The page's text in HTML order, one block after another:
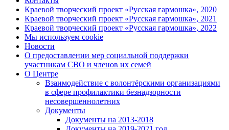
Краевой творческий проект «Русская гармошка», 2020
Краевой творческий проект «Русская гармошка», 2021
Краевой творческий проект «Русская гармошка», 2022
Мы используем cookie
Новости
О предоставлении мер социальной поддержки
участникам СВО и членов их семей
О Центре
Взаимодействие с волонтёрскими организациями
в сфере профилактики безнадзорности
несовершеннолетних
Документы
Документы на 2013-2018